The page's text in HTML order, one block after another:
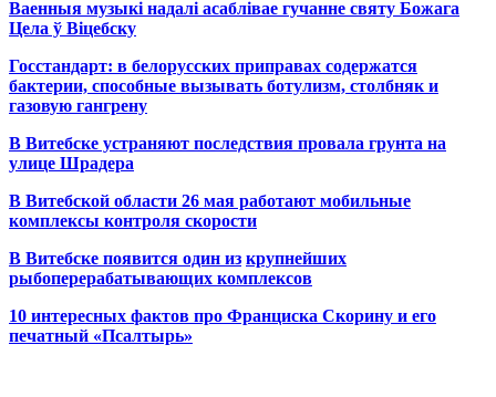
Ваенныя музыкі надалі асаблівае гучанне святу Божага
Цела ў Віцебску
Госстандарт: в белорусских приправах содержатся
бактерии, способные вызывать ботулизм, столбняк и
газовую гангрену
В Витебске устраняют последствия провала грунта на
улице Шрадера
В Витебской области 26 мая работают мобильные
комплексы контроля скорости
В Витебске появится один из крупнейших
рыбоперерабатывающих комплексов
10 интересных фактов про Франциска Скорину и его
печатный «Псалтырь»